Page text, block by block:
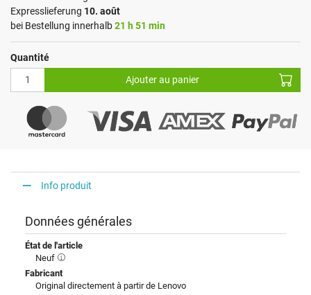
Expresslieferung 10. août
bei Bestellung innerhalb21 h 51 min
Quantité
Ajouter au panier
Info produit
Données générales
État de l'article
Neuf
Fabricant
Original directement à partir de Lenovo